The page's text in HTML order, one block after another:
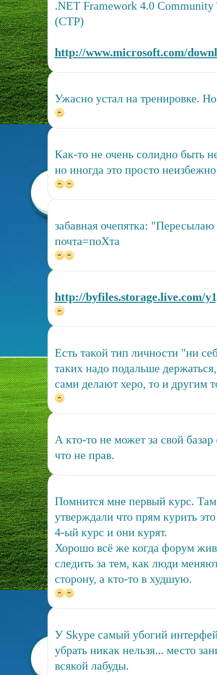
.NET Framework 4.0 Community
(CTP)
http://www.microsoft.com/
Ужасно устал на тренировке.
Как-то не очень солидно быть
но иногда это просто
забавная очепятка:
почта=поХта
http://byfiles.storage.live.com/
Есть такой тип личности "ни
таких надо подальше
сами делают херо, то и другим
А кто-то не может за свой базар
что не прав.
Помнится мне первый курс. Там
утверждали что прям курить
4-ый курс и они курят.
Хорошо всё же когда форум
следить за тем, как люди
сторону, а кто-то в худшую.
У Skype самый убогий
убрать никак нельзя... место
всякой лабуды.